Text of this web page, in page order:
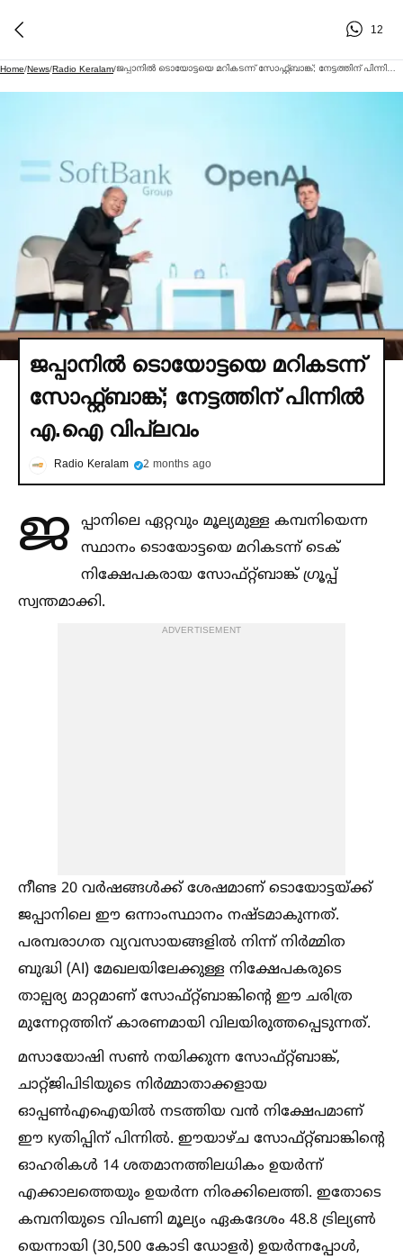
12
Home/News/Radio Keralam/
ജപ്പാനില്‍ ടൊയോട്ടയെ മറികടന്ന്
സോഫ്റ്റ്ബാങ്ക്; നേട്ടത്തിന് പിന്നില്‍
എ.ഐ വിപ്ലവം
Radio Keralam 2 months ago
ജ
പ്പാനിലെ ഏറ്റവും മൂല്യമുള്ള കമ്പനിയെന്ന
സ്ഥാനം ടൊയോട്ടയെ മറികടന്ന് ടെക്
നിക്ഷേപകരായ സോഫ്റ്റ്ബാങ്ക് ഗ്രൂപ്പ്
സ്വന്തമാക്കി.
ADVERTISEMENT
നീണ്ട 20 വർഷങ്ങള്‍ക്ക് ശേഷമാണ് ടൊയോട്ടയ്ക്ക്
ജപ്പാനിലെ ഈ ഒന്നാംസ്ഥാനം നഷ്ടമാകുന്നത്.
പരമ്പരാഗത വ്യവസായങ്ങളില്‍ നിന്ന് നിർമ്മിത
ബുദ്ധി (AI) മേഖലയിലേക്കുള്ള നിക്ഷേപകരുടെ
താല്പര്യ മാറ്റമാണ് സോഫ്റ്റ്ബാങ്കിന്റെ ഈ ചരിത്ര
മുന്നേറ്റത്തിന് കാരണമായി വിലയിരുത്തപ്പെടുന്നത്.
മസായോഷി സണ്‍ നയിക്കുന്ന സോഫ്റ്റ്ബാങ്ക്,
ചാറ്റ്ജിപിടിയുടെ നിർമ്മാതാക്കളായ
ഓപ്പണ്‍എഐയില്‍ നടത്തിയ വൻ നിക്ഷേപമാണ്
ഈ куതിപ്പിന് പിന്നില്‍. ഈയാഴ്ച സോഫ്റ്റ്ബാങ്കിന്റെ
ഓഹരികള്‍ 14 ശതമാനത്തിലധികം ഉയർന്ന്
എക്കാലത്തെയും ഉയർന്ന നിരക്കിലെത്തി. ഇതോടെ
കമ്പനിയുടെ വിപണി മൂല്യം ഏകദേശം 48.8 ട്രില്യണ്‍
യെന്നായി (30,500 കോടി ഡോളർ) ഉയർന്നപ്പോള്‍,